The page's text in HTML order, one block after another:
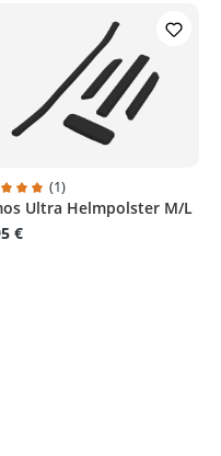
5 SternenBewertung von
(1)
Ultra Helmpolster M/L
€